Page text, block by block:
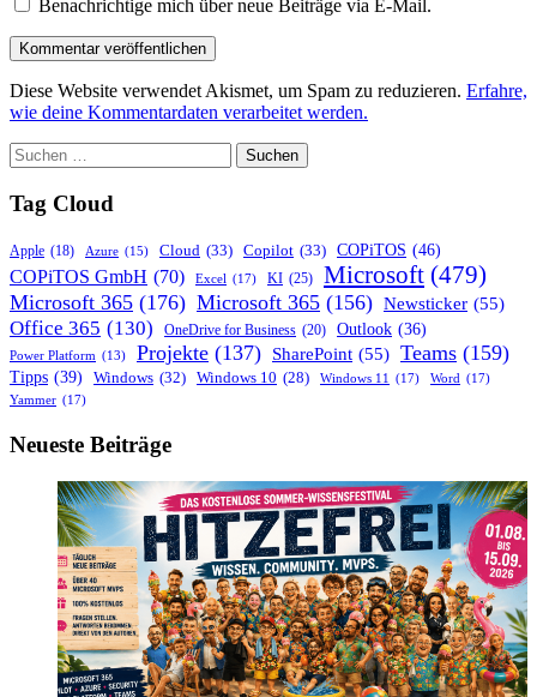
Benachrichtige mich über neue Beiträge via E-Mail.
Diese Website verwendet Akismet, um Spam zu reduzieren. Erfahre,
wie deine Kommentardaten verarbeitet werden.
Suchen
nach:
Tag Cloud
Apple (18) Azure (15) Cloud (33) Copilot (33) COPiTOS (46)
COPiTOS GmbH (70) Excel (17) KI (25) Microsoft (479)
Microsoft 365 (176) Microsoft 365 (156) Newsticker (55)
Office 365 (130) OneDrive for Business (20) Outlook (36)
Power Platform (13) Projekte (137) SharePoint (55) Teams (159)
Tipps (39) Windows (32) Windows 10 (28) Windows 11 (17) Word (17)
Yammer (17)
Neueste Beiträge